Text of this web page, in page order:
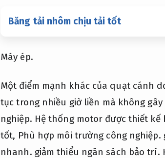
Băng tải nhôm chịu tải tốt
Máy ép.
Một điểm mạnh khác của quạt cánh
tục trong nhiều giờ liền mà không gây
nghiệp. Hệ thống motor được thiết kế
tốt, Phù hợp môi trường công nghiệp.
nhanh. giảm thiểu ngân sách bảo trì.